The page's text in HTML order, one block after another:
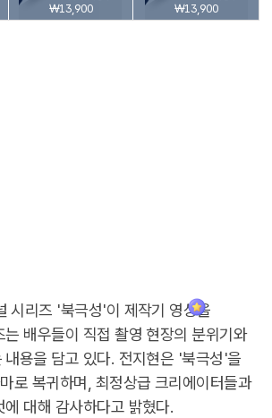
₩13,900 ₩13,900
시리즈 '북극성'이 제작기 영상을
배우들이 직접 촬영 현장의 분위기와
내용을 담고 있다. 전지현은 '북극성'을
로 복귀하며, 최정상급 크리에이터들과
대해 감사하다고 밝혔다.